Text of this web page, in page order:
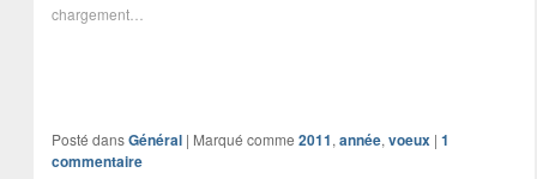
chargement…
Posté dans Général | Marqué comme 2011, année, voeux | 1
commentaire